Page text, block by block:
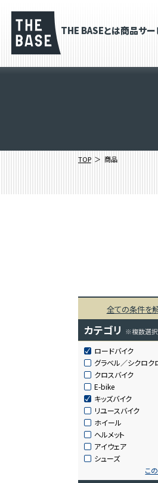
THE BASEとは商品サー
TOP 商品
全ての条件を
カテゴリ ※複数選
ロードバイク
グラベル／シクロク
クロスバイク
E-bike
キッズバイク
リユースバイク
ホイール
ヘルメット
アイウェア
シューズ
こ